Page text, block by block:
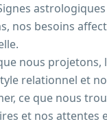
nos besoins
nous
relationnel et
ce que nous
et nos attentes